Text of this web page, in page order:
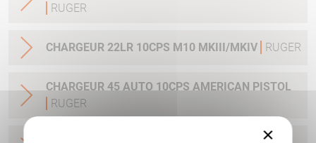
RUGER
CHARGEUR 22LR 10CPS M10 MKIII/MKIV RUGER
CHARGEUR 45 AUTO 10CPS AMERICAN PISTOL
RUGER
CHARGEUR 9 MM LUGER AMERICAN PISTOL
×